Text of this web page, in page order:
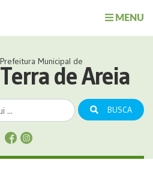
MENU
Prefeitura Municipal de
Terra de Areia
BUSCA